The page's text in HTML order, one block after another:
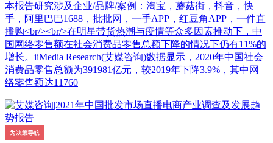
本报告研究涉及企业/品牌/案例：淘宝，蘑菇街，抖音，快
手，阿里巴巴1688，批批网，一手APP，红豆角APP，一件直
播购<br/><br/>在明星带货热潮与疫情等众多因素推动下，中
国网络零售额在社会消费品零售总额下降的情况下仍有11%的
增长。iiMedia Research(艾媒咨询)数据显示，2020年中国社会
消费品零售总额为391981亿元，较2019年下降3.9%，其中网
络零售额达11760